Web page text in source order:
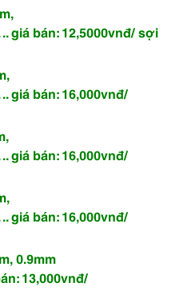
12,5000vnđ/ sợi
16,000vnđ/
16,000vnđ/
16,000vnđ/
0.9mm